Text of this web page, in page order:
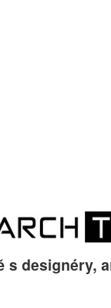
s designéry,